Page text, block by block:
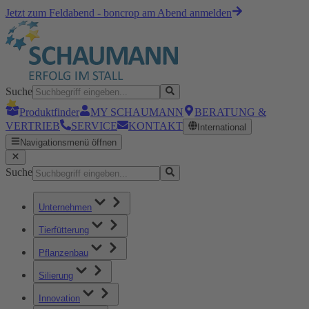
Jetzt zum Feldabend - boncrop am Abend anmelden
Suche
Produktfinder
MY SCHAUMANN
BERATUNG &
VERTRIEB
SERVICE KONTAKT
International
Navigationsmenü öffnen
Suche
Unternehmen
Tierfütterung
Pflanzenbau
Silierung
Innovation